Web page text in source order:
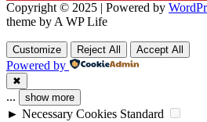
Copyright © 2025 | Powered by
theme by A WP Life
Customize Reject All Accept All
Powered by
✖
... show more
► Necessary Cookies Standard